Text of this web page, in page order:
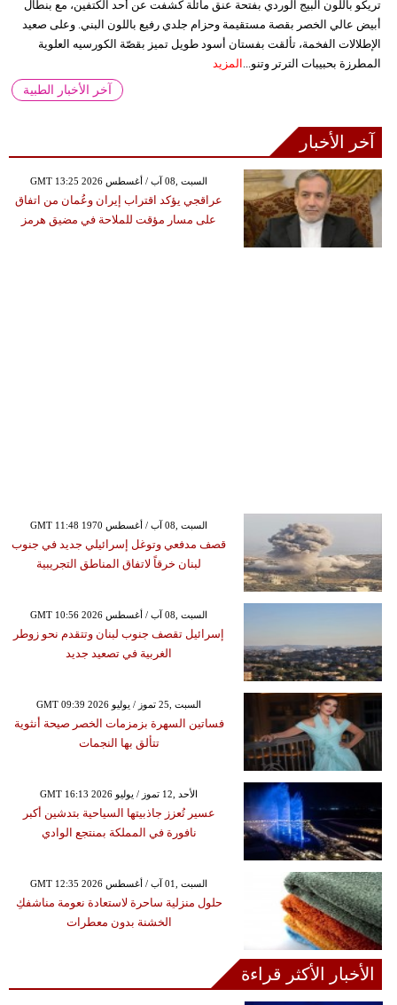
تريكو باللون البيج الوردي بفتحة عنق مائلة كشفت عن أحد الكتفين، مع بنطال
أبيض عالي الخصر بقصة مستقيمة وحزام جلدي رفيع باللون البني. وعلى صعيد
الإطلالات الفخمة، تألقت بفستان أسود طويل تميز بقصّة الكورسيه العلوية
المطرزة بحبيبات الترتر وتنو... المزيد
آخر الأخبار الطبية
آخر الأخبار
GMT 13:25 2026 السبت ,08 آب / أغسطس
عراقجي يؤكد اقتراب إيران وعُمان من اتفاق
على مسار مؤقت للملاحة في مضيق هرمز
GMT 11:48 1970 السبت ,08 آب / أغسطس
قصف مدفعي وتوغل إسرائيلي جديد في جنوب
لبنان خرقاً لاتفاق المناطق التجريبية
GMT 10:56 2026 السبت ,08 آب / أغسطس
إسرائيل تقصف جنوب لبنان وتتقدم نحو زوطر
الغربية في تصعيد جديد
GMT 09:39 2026 السبت ,25 تموز / يوليو
فساتين السهرة بزمزمات الخصر صيحة أنثوية
تتألق بها النجمات
GMT 16:13 2026 الأحد ,12 تموز / يوليو
عسير تُعزز جاذبيتها السياحية بتدشين أكبر
نافورة في المملكة بمنتجع الوادي
GMT 12:35 2026 السبت ,01 آب / أغسطس
حلول منزلية ساحرة لاستعادة نعومة مناشفكِ
الخشنة بدون معطرات
الأخبار الأكثر قراءة